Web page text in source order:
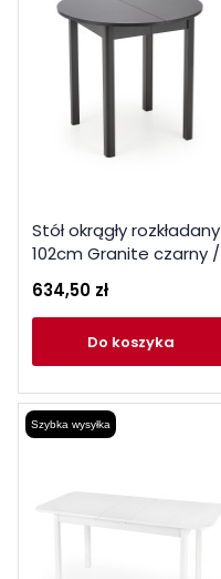
Stół okrągły rozkładany
102cm Granite czarny /
634,50 zł
do koszyka
Szybka wysyłka